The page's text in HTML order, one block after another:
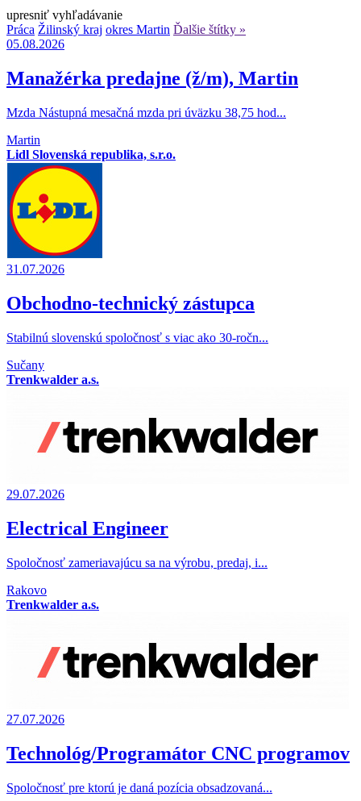
upresniť vyhľadávanie
Práca Žilinský kraj okres Martin Ďalšie štítky »
05.08.2026
Manažérka predajne (ž/m), Martin
Mzda Nástupná mesačná mzda pri úväzku 38,75 hod...
Martin
Lidl Slovenská republika, s.r.o.
31.07.2026
Obchodno-technický zástupca
Stabilnú slovenskú spoločnosť s viac ako 30-ročn...
Sučany
Trenkwalder a.s.
29.07.2026
Electrical Engineer
Spoločnosť zameriavajúcu sa na výrobu, predaj, i...
Rakovo
Trenkwalder a.s.
27.07.2026
Technológ/Programátor CNC programov
Spoločnosť pre ktorú je daná pozícia obsadzovaná...